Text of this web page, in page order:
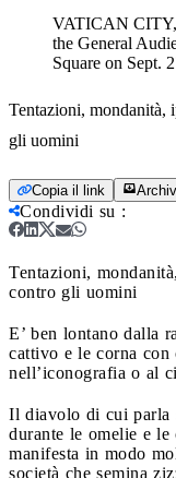
VATICAN CITY,
the General
Square on Sept.
Tentazioni, mondanità,
gli uomini
Copia il link
Condividi su :
Tentazioni,
contro gli uomini
E’ ben lontano dalla
cattivo e le corna con
nell’iconografia o al
Il diavolo di cui parla
durante le omelie e le
manifesta in modo
società che semina